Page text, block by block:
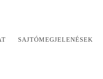
SAJTÓMEGJELENÉSEK